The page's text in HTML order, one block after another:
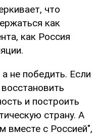
что
как
как Россия
не победить. Если
и построить
страну. А
вместе с Россией",